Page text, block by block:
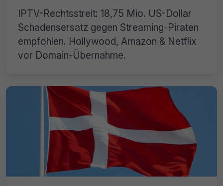
IPTV-Rechtsstreit: 18,75 Mio. US-Dollar
Schadensersatz gegen Streaming-Piraten
empfohlen. Hollywood, Amazon & Netflix
vor Domain-Übernahme.